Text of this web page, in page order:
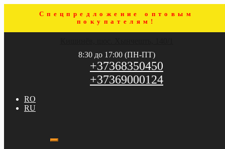
Спецпредложение оптовым
покупателям!
8:30 до 17:00 (ПН-ПТ)
+37368350450
+37369000124
RO
RU